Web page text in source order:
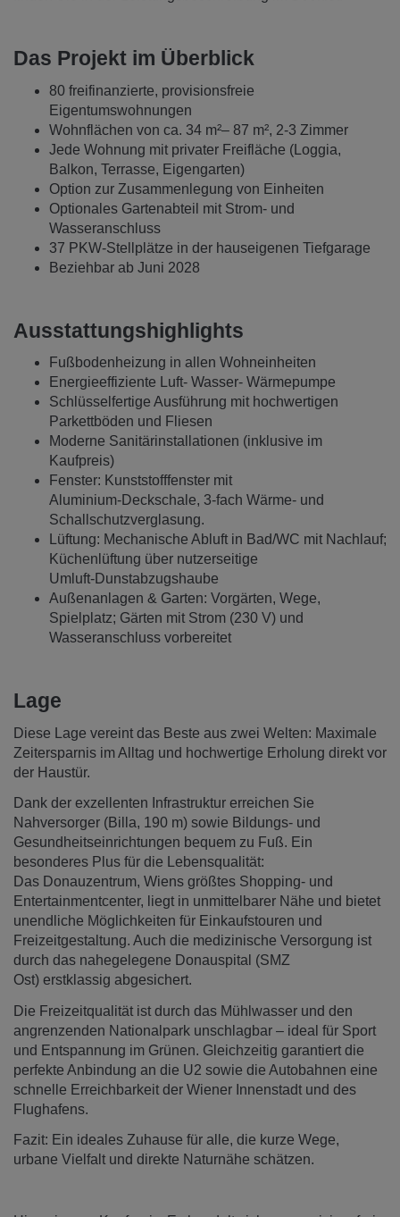
Das Projekt im Überblick
80 freifinanzierte, provisionsfreie
Eigentumswohnungen
Wohnflächen von ca. 34 m²– 87 m², 2-3 Zimmer
Jede Wohnung mit privater Freifläche (Loggia,
Balkon, Terrasse, Eigengarten)
Option zur Zusammenlegung von Einheiten
Optionales Gartenabteil mit Strom- und
Wasseranschluss
37 PKW-Stellplätze in der hauseigenen Tiefgarage
Beziehbar ab Juni 2028
Ausstattungshighlights
Fußbodenheizung in allen Wohneinheiten
Energieeffiziente Luft- Wasser- Wärmepumpe
Schlüsselfertige Ausführung mit hochwertigen
Parkettböden und Fliesen
Moderne Sanitärinstallationen (inklusive im
Kaufpreis)
Fenster: Kunststofffenster mit
Aluminium‑Deckschale, 3‑fach Wärme‑ und
Schallschutzverglasung.
Lüftung: Mechanische Abluft in Bad/WC mit Nachlauf;
Küchenlüftung über nutzerseitige
Umluft‑Dunstabzugshaube
Außenanlagen & Garten: Vorgärten, Wege,
Spielplatz; Gärten mit Strom (230 V) und
Wasseranschluss vorbereitet
Lage
Diese Lage vereint das Beste aus zwei Welten: Maximale
Zeitersparnis im Alltag und hochwertige Erholung direkt vor
der Haustür.
Dank der exzellenten Infrastruktur erreichen Sie
Nahversorger (Billa, 190 m) sowie Bildungs- und
Gesundheitseinrichtungen bequem zu Fuß. Ein
besonderes Plus für die Lebensqualität:
Das Donauzentrum, Wiens größtes Shopping- und
Entertainmentcenter, liegt in unmittelbarer Nähe und bietet
unendliche Möglichkeiten für Einkaufstouren und
Freizeitgestaltung. Auch die medizinische Versorgung ist
durch das nahegelegene Donauspital (SMZ
Ost) erstklassig abgesichert.
Die Freizeitqualität ist durch das Mühlwasser und den
angrenzenden Nationalpark unschlagbar – ideal für Sport
und Entspannung im Grünen. Gleichzeitig garantiert die
perfekte Anbindung an die U2 sowie die Autobahnen eine
schnelle Erreichbarkeit der Wiener Innenstadt und des
Flughafens.
Fazit: Ein ideales Zuhause für alle, die kurze Wege,
urbane Vielfalt und direkte Naturnähe schätzen.